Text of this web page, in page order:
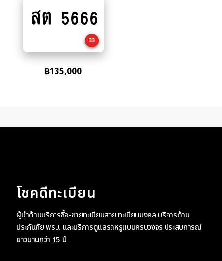
to
สต 5666
33
฿135,000
โชคดีทะเบียน
ผู้นำด้านบริการซื้อ-ขายทะเบียนสวย ทะเบียนมงคล บริการด้าน
ประกันภัย พรบ. และบริการดูแลรถหรูแบบครบวงจร ประสบการณ์
ยาวนานกว่า 15 ปี